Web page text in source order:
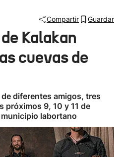
Ikusmiran
Compartir Guardar
Kalakan
cuevas de
diferentes amigos, tres
próximos 9, 10 y 11 de
labortano